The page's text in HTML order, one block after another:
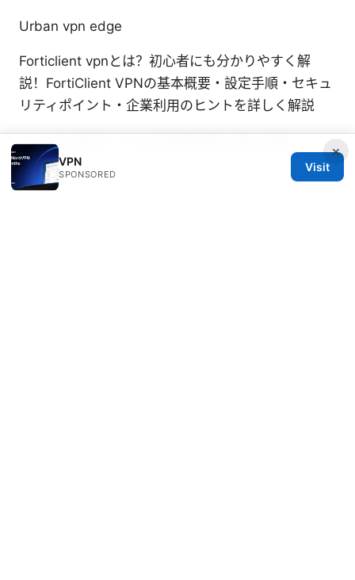
Urban vpn edge
Forticlient vpnとは？初心者にも分かりやすく解
説！FortiClient VPNの基本概要・設定手順・セキュ
リティポイント・企業利用のヒントを詳しく解説
Clash节点购买：2025年最新指南与避坑攻略
×
VPN
SPONSORED
Visit